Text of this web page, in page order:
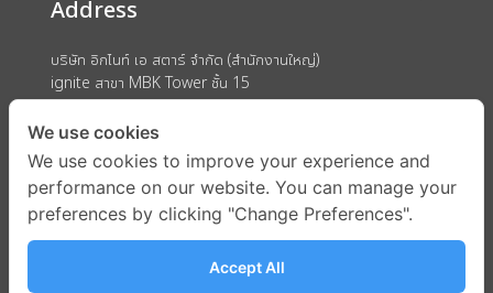
Address
บริษัท อิกไนท์ เอ สตาร์ จำกัด (สำนักงานใหญ่)
ignite สาขา MBK Tower ชั้น 15
ถนนพญาไท แขวงวังใหม่ เขตปทุมวัน กรุงเทพมหานคร 10330
We use cookies
We use cookies to improve your experience and
performance on our website. You can manage your
preferences by clicking "Change Preferences".
Accept All